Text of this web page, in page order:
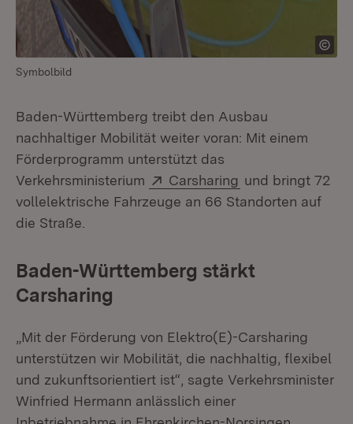
Symbolbild
Baden-Württemberg treibt den Ausbau
nachhaltiger Mobilität weiter voran: Mit einem
Förderprogramm unterstützt das
Verkehrsministerium
Extern:
Carsharing (Öffnet in neuem
und bringt 72
vollelektrische Fahrzeuge an 66 Standorten auf
die Straße.
Baden-Württemberg stärkt
Carsharing
„Mit der Förderung von Elektro(E)-Carsharing
unterstützen wir Mobilität, die nachhaltig, flexibel
und zukunftsorientiert ist“, sagte Verkehrsminister
Winfried Hermann anlässlich einer